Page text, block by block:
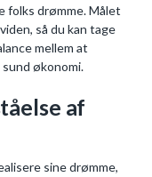
folks drømme. Målet
så du kan tage
mellem at
økonomi.
af
sine drømme,